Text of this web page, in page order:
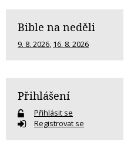
Bible na neděli
9. 8. 2026, 16. 8. 2026
Přihlášení
Přihlásit se
Registrovat se